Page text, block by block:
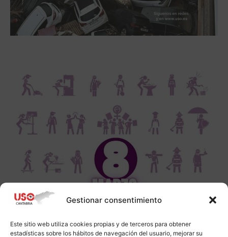
Gestionar consentimiento
Este sitio web utiliza cookies propias y de terceros para obtener
estadísticas sobre los hábitos de navegación del usuario, mejorar su